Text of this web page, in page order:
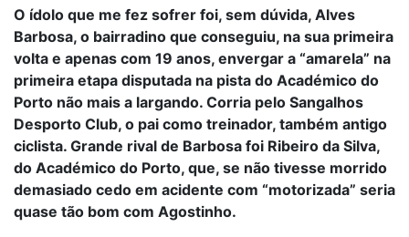
O ídolo que me fez sofrer foi, sem dúvida, Alves
Barbosa, o bairradino que conseguiu, na sua primeira
volta e apenas com 19 anos, envergar a “amarela” na
primeira etapa disputada na pista do Académico do
Porto não mais a largando. Corria pelo Sangalhos
Desporto Club, o pai como treinador, também antigo
ciclista. Grande rival de Barbosa foi Ribeiro da Silva,
do Académico do Porto, que, se não tivesse morrido
demasiado cedo em acidente com “motorizada” seria
quase tão bom com Agostinho.